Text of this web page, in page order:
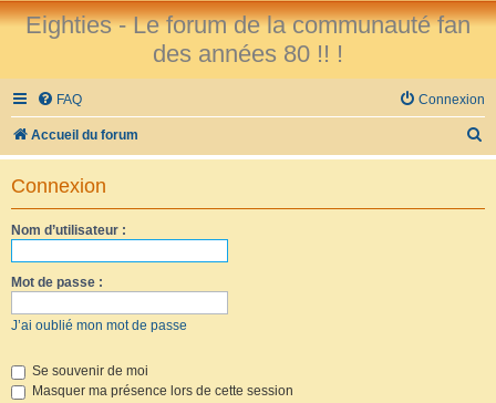
Eighties - Le forum de la communauté fan
des années 80 !! !
FAQ Connexion
Accueil du forum
e
Connexion
Nom d’utilisateur :
Mot de passe :
J’ai oublié mon mot de passe
Se souvenir de moi
Masquer ma présence lors de cette session